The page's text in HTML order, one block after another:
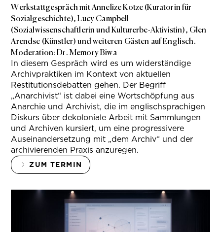
Werkstattgespräch mit Annelize Kotze (Kuratorin für
Sozialgeschichte), Lucy Campbell
(Sozialwissenschaftlerin und Kulturerbe-Aktivistin), Glen
Arendse (Künstler) und weiteren Gästen auf Englisch.
Moderation: Dr. Memory Biwa
In diesem Gespräch wird es um widerständige
Archivpraktiken im Kontext von aktuellen
Restitutionsdebatten gehen. Der Begriff
„Anarchivist“ ist dabei eine Wortschöpfung aus
Anarchie und Archivist, die im englischsprachigen
Diskurs über dekoloniale Arbeit mit Sammlungen
und Archiven kursiert, um eine progressivere
Auseinandersetzung mit „dem Archiv“ und der
archivierenden Praxis anzuregen.
ZUM TERMIN